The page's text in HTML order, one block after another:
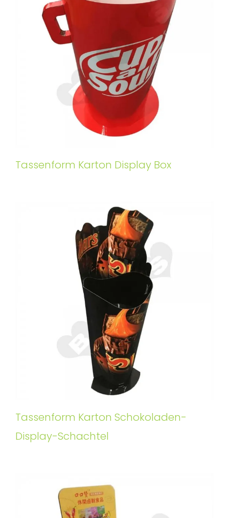
Tassenform Karton Display Box
Tassenform Karton Schokoladen-
Display-Schachtel